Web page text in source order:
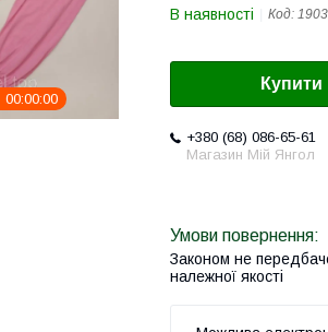
00 00 00
В наявності Код:
Купити
+380 (68) 086-65-61
Магазин Мій Янгол
Законом не
належної якості